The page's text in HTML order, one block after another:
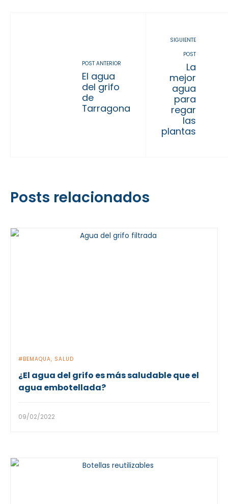
POST ANTERIOR
El agua
del grifo
de
Tarragona
SIGUIENTE
POST
La
mejor
agua
para
regar
las
plantas
Posts relacionados
BEMAQUA SALUD
¿El agua del grifo es más saludable que el
agua embotellada?
09/02/2022